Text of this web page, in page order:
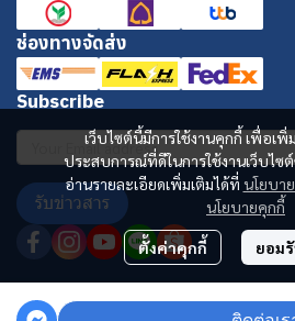
เว็บไซต์นี้มีการใช้งานคุกกี้ เพื่อเ
ประสบการณ์ที่ดีในการใช้งานเว็บไซ
อ่านรายละเอียดเพิ่มเติมได้ที่ นโยบา
นโยบายคุกกี้
ตั้งค่าคุกกี้ ยอม
ช่องทางจัดส่ง
Subscribe
รับข่าวสาร
Copyright 2024 | All Rights